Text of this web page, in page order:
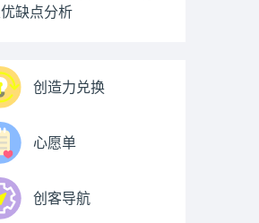
缺点分析
创造力兑换
心愿单
创客导航